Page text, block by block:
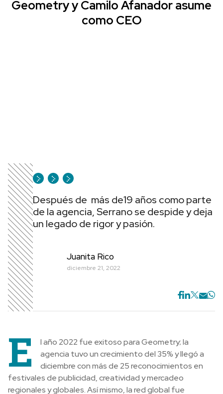
Geometry y Camilo Afanador asume
como CEO
Después de más de19 años como parte
de la agencia, Serrano se despide y deja
un legado de rigor y pasión.
Juanita Rico
diciembre 21, 2022
E
l año 2022 fue exitoso para Geometry; la
agencia tuvo un crecimiento del 35% y llegó a
diciembre con más de 25 reconocimientos en
festivales de publicidad, creatividad y mercadeo
regionales y globales. Así mismo, la red global fue